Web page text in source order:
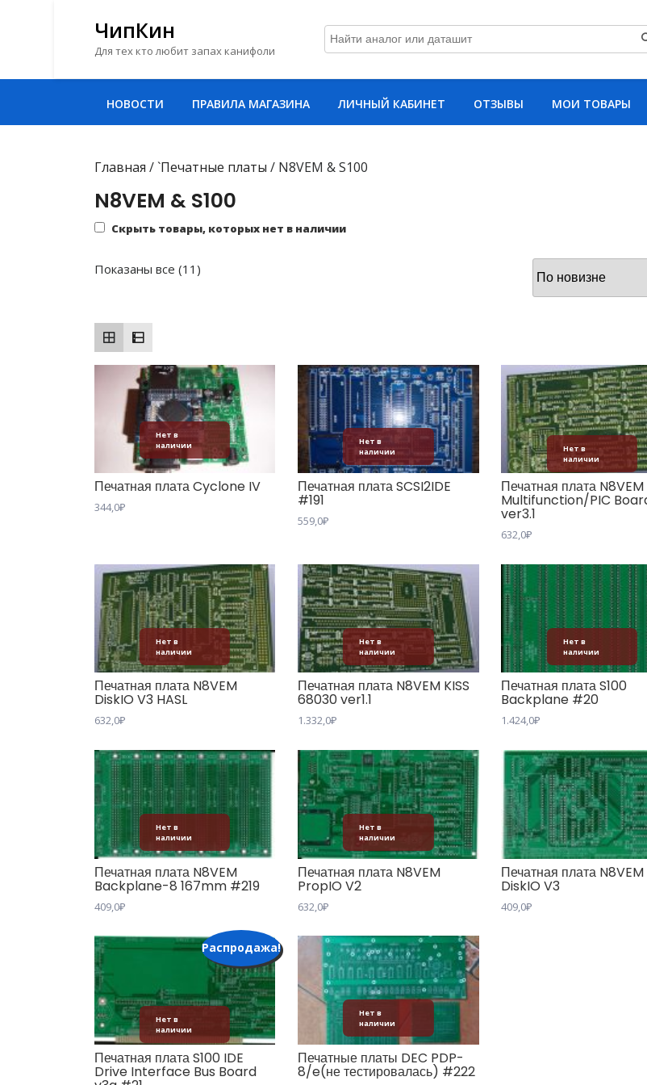
содержимому
ЧипКин
Для тех кто любит запах канифоли
НОВОСТИ ПРАВИЛА МАГАЗИНА ЛИЧНЫЙ КАБИНЕТ ОТЗЫВЫ МОИ ТОВАРЫ
Главная /`Печатные платы / N8VEM & S100
N8VEM & S100
Скрыть товары, которых нет в наличии
Показаны все (11)
Нет в
наличии
Печатная плата Cyclone IV
344,0₽
Нет в
наличии
Печатная плата SCSI2IDE
#191
559,0₽
Нет в
наличии
Печатная плата N8VEM
Multifunction/PIC
ver3.1
632,0₽
Нет в
наличии
Печатная плата N8VEM
DiskIO V3 HASL
632,0₽
Нет в
наличии
Печатная плата N8VEM KISS
68030 ver1.1
1.332,0₽
Нет в
наличии
Печатная плата S100
Backplane #20
1.424,0₽
Нет в
наличии
Печатная плата N8VEM
Backplane-8 167mm #219
409,0₽
Нет в
наличии
Печатная плата N8VEM
PropIO V2
632,0₽
Печатная плата N8VEM
DiskIO V3
409,0₽
Нет в
наличии
Распродажа!
Печатная плата S100 IDE
Drive Interface Bus Board
Нет в
наличии
Печатные платы DEC PDP-
8/e(не тестировалась) #222